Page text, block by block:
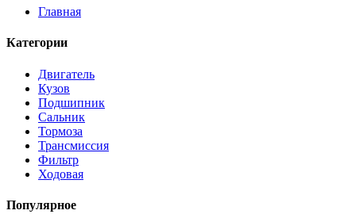
Главная
Категории
Двигатель
Кузов
Подшипник
Сальник
Тормоза
Трансмиссия
Фильтр
Ходовая
Популярное